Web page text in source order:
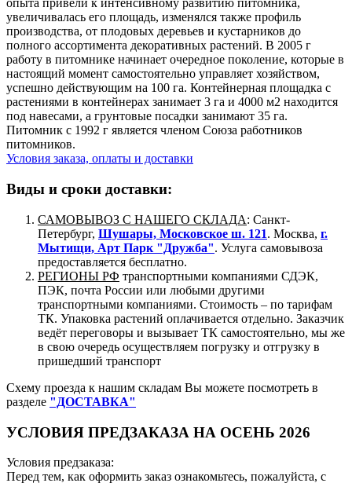
опыта привели к интенсивному развитию питомника,
увеличивалась его площадь, изменялся также профиль
производства, от плодовых деревьев и кустарников до
полного ассортимента декоративных растений. В 2005 г
работу в питомнике начинает очередное поколение, которые в
настоящий момент самостоятельно управляет хозяйством,
успешно действующим на 100 га. Контейнерная площадка с
растениями в контейнерах занимает 3 га и 4000 м2 находится
под навесами, а грунтовые посадки занимают 35 га.
Питомник с 1992 г является членом Союза работников
питомников.
Условия заказа, оплаты и доставки
Виды и сроки доставки:
САМОВЫВОЗ С НАШЕГО СКЛАДА: Санкт-
Петербург, Шушары, Московское ш. 121. Москва, г.
Мытищи, Арт Парк "Дружба". Услуга самовывоза
предоставляется бесплатно.
РЕГИОНЫ РФ транспортными компаниями СДЭК,
ПЭК, почта России или любыми другими
транспортными компаниями. Стоимость – по тарифам
ТК. Упаковка растений оплачивается отдельно. Заказчик
ведёт переговоры и вызывает ТК самостоятельно, мы же
в свою очередь осуществляем погрузку и отгрузку в
пришедший транспорт
Схему проезда к нашим складам Вы можете посмотреть в
разделе "ДОСТАВКА"
УСЛОВИЯ ПРЕДЗАКАЗА НА ОСЕНЬ 2026
Условия предзаказа:
Перед тем, как оформить заказ ознакомьтесь, пожалуйста, с